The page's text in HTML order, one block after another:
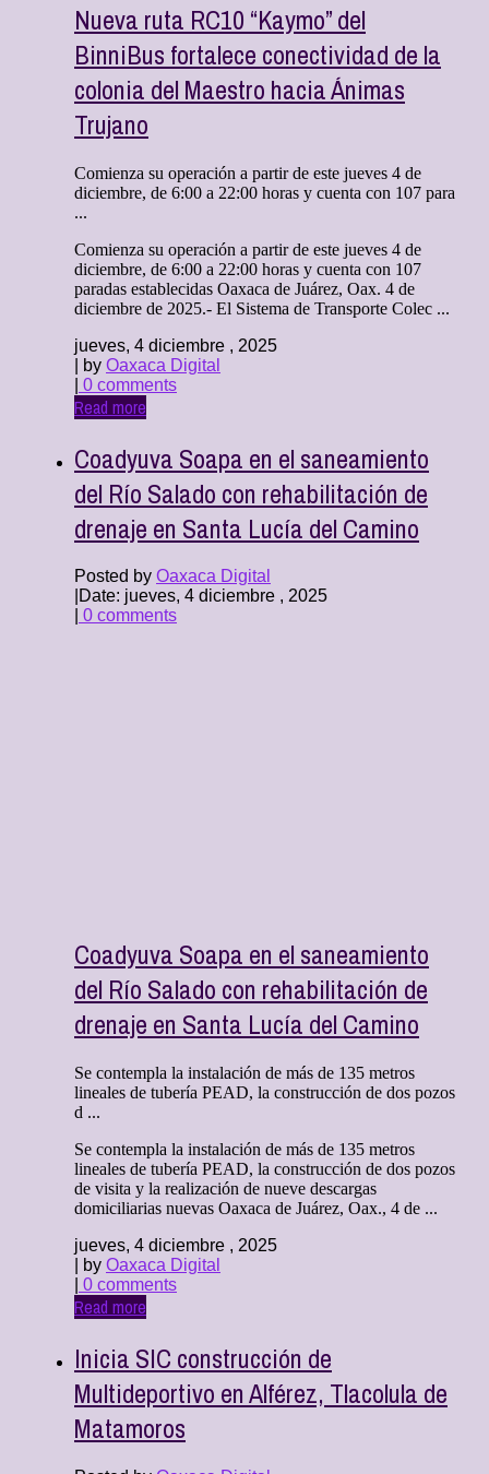
Nueva ruta RC10 “Kaymo” del
BinniBus fortalece conectividad de la
colonia del Maestro hacia Ánimas
Trujano
Comienza su operación a partir de este jueves 4 de
diciembre, de 6:00 a 22:00 horas y cuenta con 107 para
...
Comienza su operación a partir de este jueves 4 de
diciembre, de 6:00 a 22:00 horas y cuenta con 107
paradas establecidas Oaxaca de Juárez, Oax. 4 de
diciembre de 2025.- El Sistema de Transporte Colec ...
jueves, 4 diciembre , 2025
| by Oaxaca Digital
0 comments
Read more
Coadyuva Soapa en el saneamiento
del Río Salado con rehabilitación de
drenaje en Santa Lucía del Camino
Posted by Oaxaca Digital
Date: jueves, 4 diciembre , 2025
0 comments
Coadyuva Soapa en el saneamiento
del Río Salado con rehabilitación de
drenaje en Santa Lucía del Camino
Se contempla la instalación de más de 135 metros
lineales de tubería PEAD, la construcción de dos pozos
d ...
Se contempla la instalación de más de 135 metros
lineales de tubería PEAD, la construcción de dos pozos
de visita y la realización de nueve descargas
domiciliarias nuevas Oaxaca de Juárez, Oax., 4 de ...
jueves, 4 diciembre , 2025
| by Oaxaca Digital
0 comments
Read more
Inicia SIC construcción de
Multideportivo en Alférez, Tlacolula de
Matamoros